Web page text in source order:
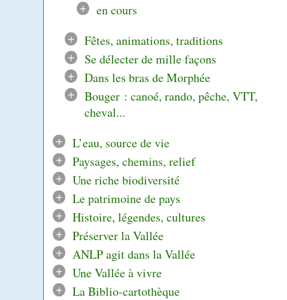
+
en cours
+
Fêtes, animations, traditions
+
Se délecter de mille façons
+
Dans les bras de Morphée
+
Bouger : canoé, rando, pêche, VTT,
cheval...
+
L’eau, source de vie
+
Paysages, chemins, relief
+
Une riche biodiversité
+
Le patrimoine de pays
+
Histoire, légendes, cultures
+
Préserver la Vallée
+
ANLP agit dans la Vallée
+
Une Vallée à vivre
+
La Biblio-cartothèque